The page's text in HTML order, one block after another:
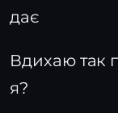
дає
Вдихаю так
я?